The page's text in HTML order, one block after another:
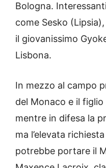
Bologna.
come Sesko
il giovanissimo
Lisbona.
In mezzo al campo
del Monaco e il figlio
mentre in difesa la
ma l’elevata
potrebbe portare il